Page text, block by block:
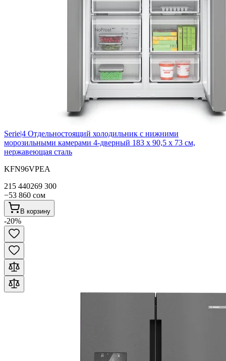
Serie|4 Отдельностоящий холодильник с нижними
морозильными камерами 4-дверный 183 х 90,5 х 73 см,
нержавеющая сталь
KFN96VPEA
215 440269 300
−53 860 сом
В корзину
-20%